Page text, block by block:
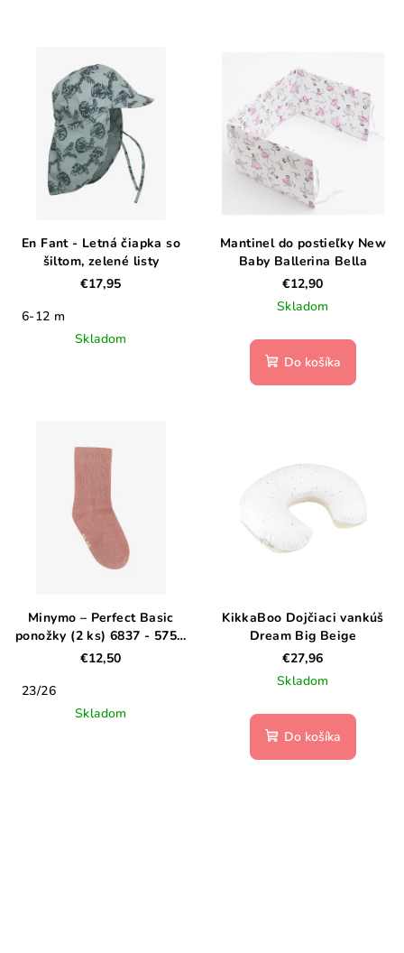
En Fant - Letná čiapka so
šiltom, zelené listy
€17,95
6-12 m
Skladom
Mantinel do postieľky New
Baby Ballerina Bella
€12,90
Skladom
Do košíka
Minymo – Perfect Basic
ponožky (2 ks) 6837 - 575 -
Popolavá ruža
€12,50
23/26
Skladom
KikkaBoo Dojčiaci vankúš
Dream Big Beige
€27,96
Skladom
Do košíka